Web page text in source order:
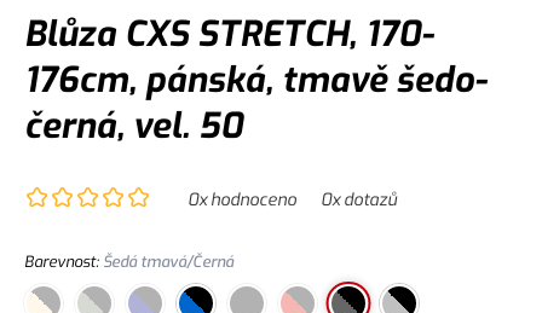
Blůza CXS STRETCH, 170-
176cm, pánská, tmavě šedo-
černá, vel. 50
0x hodnoceno 0x dotazů
Barevnost: Šedá tmavá/Černá